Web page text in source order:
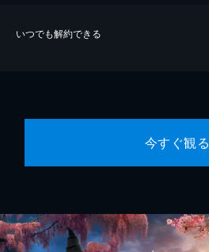
いつでも解約できる
今すぐ観る